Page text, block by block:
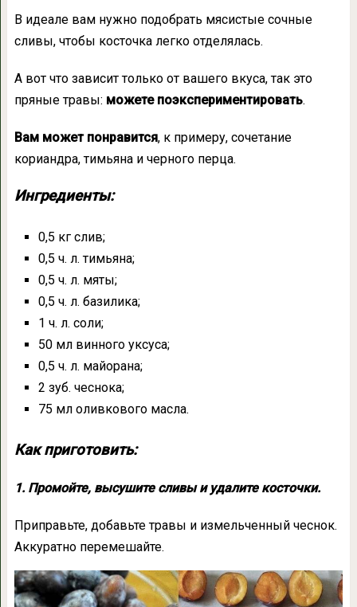
В идеале вам нужно подобрать мясистые сочные
сливы, чтобы косточка легко отделялась.
А вот что зависит только от вашего вкуса, так это
пряные травы: можете поэкспериментировать.
Вам может понравится, к примеру, сочетание
кориандра, тимьяна и черного перца.
Ингредиенты:
0,5 кг слив;
0,5 ч. л. тимьяна;
0,5 ч. л. мяты;
0,5 ч. л. базилика;
1 ч. л. соли;
50 мл винного уксуса;
0,5 ч. л. майорана;
2 зуб. чеснока;
75 мл оливкового масла.
Как приготовить:
1. Промойте, высушите сливы и удалите косточки.
Приправьте, добавьте травы и измельченный чеснок.
Аккуратно перемешайте.